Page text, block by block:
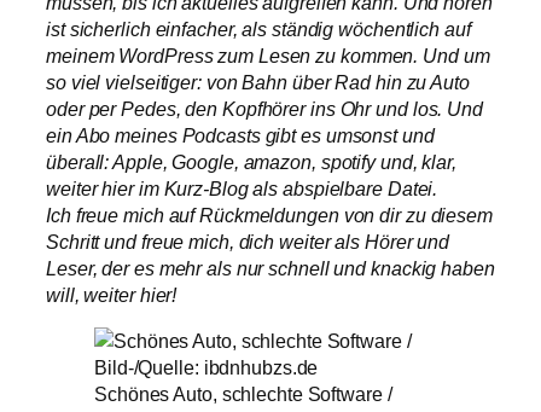
ist sicherlich einfacher, als ständig wöchentlich auf
meinem WordPress zum Lesen zu kommen. Und um
so viel vielseitiger: von Bahn über Rad hin zu Auto
oder per Pedes, den Kopfhörer ins Ohr und los. Und
ein Abo meines Podcasts gibt es umsonst und
überall: Apple, Google, amazon, spotify und, klar,
weiter hier im Kurz-Blog als abspielbare Datei.
Ich freue mich auf Rückmeldungen von dir zu diesem
Schritt und freue mich, dich weiter als Hörer und
Leser, der es mehr als nur schnell und knackig haben
will, weiter hier!
Schönes Auto, schlechte Software /